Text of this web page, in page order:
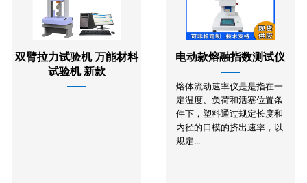
双臂拉力试验机 万能材料
试验机 新款
电动款熔融指数测试仪
熔体流动速率仪是是指在一
定温度、负荷和活塞位置条
件下，塑料通过规定长度和
内径的口模的挤出速率，以
规定...